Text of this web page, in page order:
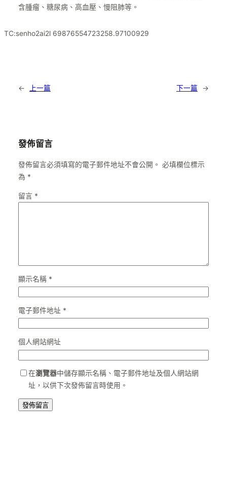
含腫瘤、糖尿病、高血壓、慢阻肺等。
TC:senho2ai2l 69876554723258.97100929
← 上一篇 下一篇 →
發佈留言
發佈留言必須填寫的電子郵件地址不會公開。 必填欄位標示
為 *
留言 *
顯示名稱 *
電子郵件地址 *
個人網站網址
在瀏覽器中儲存顯示名稱、電子郵件地址及個人網站網
址，以供下次發佈留言時使用。